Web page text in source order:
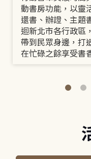
動書房功能，以靈
還書、辦證、主題
迴新北市各行政區
帶到民眾身邊，打
在忙碌之餘享受書